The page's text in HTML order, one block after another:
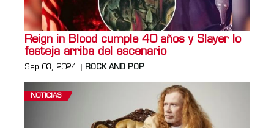
Reign in Blood cumple 40 años y Slayer lo
festeja arriba del escenario
Sep 03, 2024 ROCK AND POP
NOTICIAS